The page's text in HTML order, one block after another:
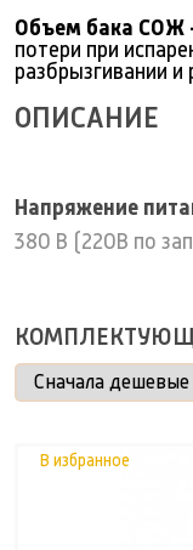
Объем бака СОЖ
потери при
разбрызгивании
ОПИСАНИЕ
Напряжение
380 В (220В по
В избранное